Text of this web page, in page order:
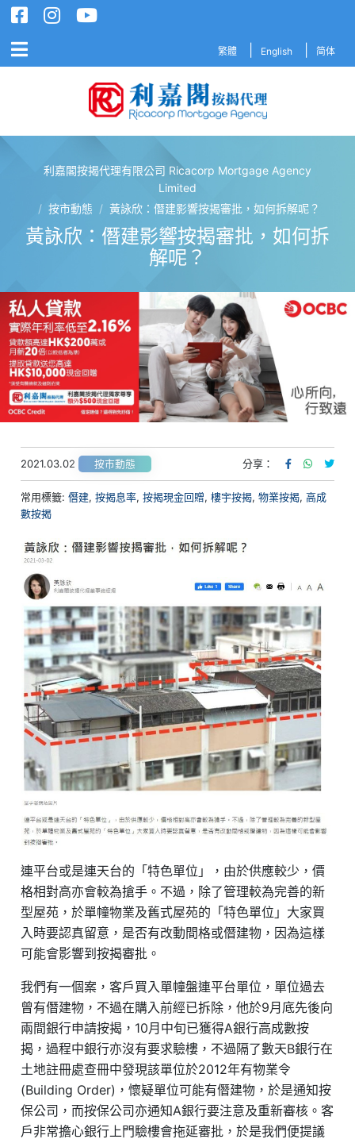
繁體 English 简体
利嘉閣按揭代理有限公司 Ricacorp Mortgage Agency
Limited
/ 按市動態 / 黃詠欣：僭建影響按揭審批，如何拆解呢？
黃詠欣：僭建影響按揭審批，如何拆
解呢？
2021.03.02 按市動態 分享：
常用標籤:僭建,按揭息率,按揭現金回贈,樓宇按揭,物業按揭,高成
數按揭
連平台或是連天台的「特色單位」，由於供應較少，價
格相對高亦會較為搶手。不過，除了管理較為完善的新
型屋苑，於單幢物業及舊式屋苑的「特色單位」大家買
入時要認真留意，是否有改動間格或僭建物，因為這樣
可能會影響到按揭審批。
我們有一個案，客戶買入單幢盤連平台單位，單位過去
曾有僭建物，不過在購入前經已拆除，他於9月底先後向
兩間銀行申請按揭，10月中旬已獲得A銀行高成數按
揭，過程中銀行亦沒有要求驗樓，不過隔了數天B銀行在
土地註冊處查冊中發現該單位於2012年有物業令
(Building Order)，懷疑單位可能有僭建物，於是通知按
保公司，而按保公司亦通知A銀行要注意及重新審核。客
戶非常擔心銀行上門驗樓會拖延審批，於是我們便提議